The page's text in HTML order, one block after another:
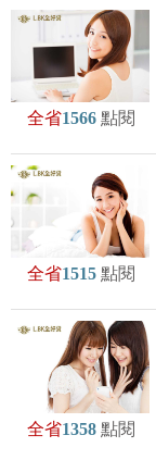
全省1566 點閱
全省1515 點閱
全省1358 點閱